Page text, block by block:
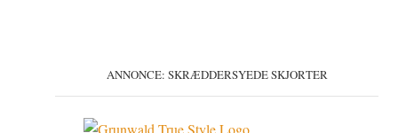
ANNONCE: SKRÆDDERSYEDE SKJORTER